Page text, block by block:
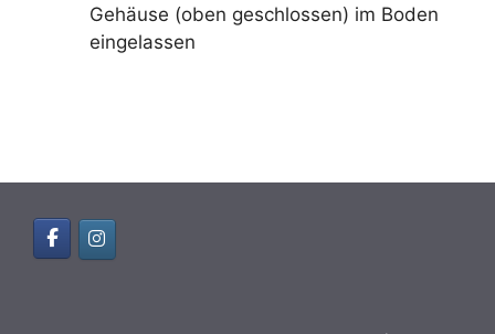
Gehäuse (oben geschlossen) im Boden
eingelassen